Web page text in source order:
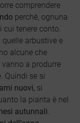
comprendere
perchè, ognuna
cui tenere conto.
quelle arbustive e
alcune che
a produrre
Quindi se si
nuovi, si
la pianta è nel
autunnali.